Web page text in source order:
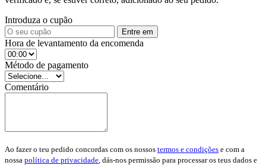
Introduza o cupão
Entre em
Hora de levantamento da encomenda
Método de pagamento
Comentário
Ao fazer o teu pedido concordas com os nossos termos e condições e com a
nossa política de privacidade , dás-nos permissão para processar os teus dados e